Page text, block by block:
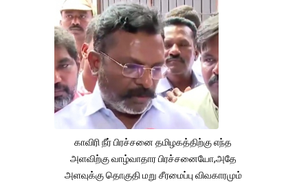
காவிரி நீர் பிரச்சனை தமிழகத்திற்கு எந்த
அளவிற்கு வாழ்வாதார பிரச்சனையோ,அதே
அளவுக்கு தொகுதி மறு சீரமைப்பு விவகாரமும்